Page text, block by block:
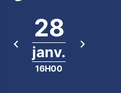
28
janv.
16H00